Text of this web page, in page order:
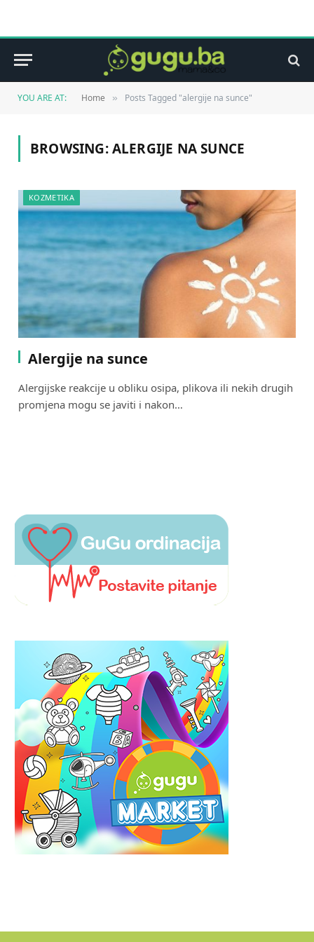
YOU ARE AT: Home » Posts Tagged "alergije na sunce"
BROWSING:ALERGIJE NA SUNCE
KOZMETIKA
Alergije na sunce
Alergijske reakcije u obliku osipa, plikova ili nekih drugih
promjena mogu se javiti i nakon…